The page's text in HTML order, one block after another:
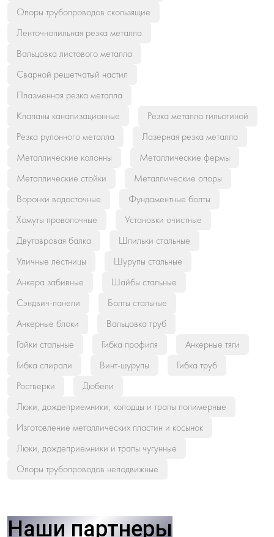
Опоры трубопроводов скользящие
Ленточнопильная резка металла
Вальцовка листового металла
Сварной решетчатый настил
Плазменная резка металла
Клапаны канализационные
Резка металла гильотиной
Резка рулонного металла
Лазерная резка металла
Металлические колонны
Металлические фермы
Металлические стойки
Металлические опоры
Воронки водосточные
Фундаментные болты
Хомуты проволочные
Установки очистные
Двутавровая балка
Шпильки стальные
Уличные лестницы
Шурупы стальные
Анкера забивные
Шайбы стальные
Сэндвич-панели
Болты стальные
Анкерные блоки
Вальцовка труб
Гайки стальные
Гибка профиля
Анкерные тяги
Гибка спирали
Винт-шурупы
Гибка труб
Ростверки
Дюбели
Люки, дождеприемники, колодцы и трапы полимерные
Изготовление металлических пластин и косынок
Люки, дождеприемники и трапы чугунные
Опоры трубопроводов неподвижные
Наши партнеры